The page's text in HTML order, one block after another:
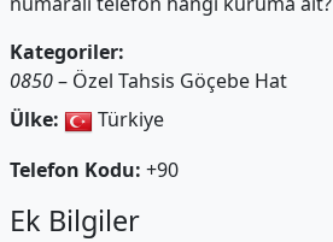
Kategoriler:
0850– Özel Tahsis Göçebe Hat
Ülke:
Türkiye
Telefon Kodu: +90
Ek Bilgiler